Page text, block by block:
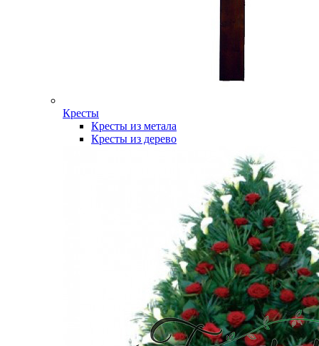
Кресты
Кресты из метала
Кресты из дерево